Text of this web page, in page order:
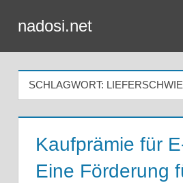
Inhalt
springen
nadosi.net
SCHLAGWORT:
Kaufprämie für
Eine Förderung